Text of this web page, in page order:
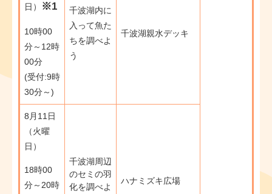
日）
※1
10時00
分～12時
00分
(受付:9時
30分～)​​
千波湖内に
入って魚た
ちを調べよ
う
千波湖親水デッキ
8月11日
（火曜
日）
18時00
分～20時
千波湖周辺
のセミの羽
化を調べよ
ハナミズキ広場